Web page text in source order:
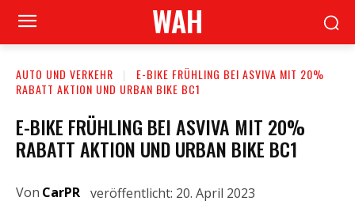
WAH
AUTO UND VERKEHR
E-BIKE FRÜHLING BEI ASVIVA MIT 20%
RABATT AKTION UND URBAN BIKE BC1
E-BIKE FRÜHLING BEI ASVIVA MIT 20%
RABATT AKTION UND URBAN BIKE BC1
Von CarPR veröffentlicht: 20. April 2023